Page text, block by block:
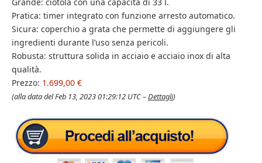
Pratica: timer integrato con funzione arresto automatico.
Sicura: coperchio a grata che permette di aggiungere gli
ingredienti durante l’uso senza pericoli.
Robusta: struttura solida in acciaio e acciaio inox di alta
qualità.
Prezzo: 1.699,00 €
(alla data del Feb 13, 2023 01:29:12 UTC –Dettagli)